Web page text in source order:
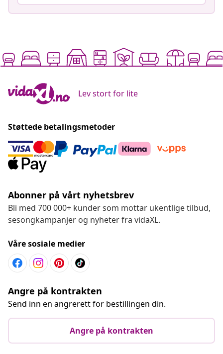
Lev stort for lite
Støttede betalingsmetoder
Abonner på vårt nyhetsbrev
Bli med 700 000+ kunder som mottar ukentlige tilbud,
sesongkampanjer og nyheter fra vidaXL.
Våre sosiale medier
Angre på kontrakten
Send inn en angrerett for bestillingen din.
Angre på kontrakten